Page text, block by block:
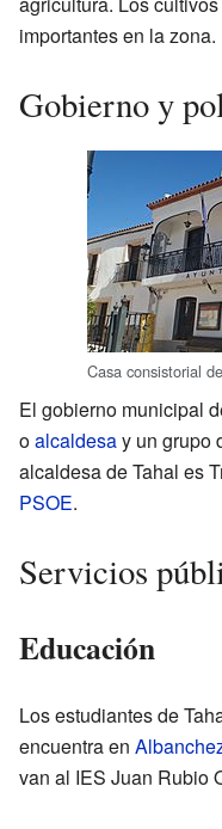
importantes en la zona.
Gobierno y
Casa consistorial
El gobierno municipal
oalcaldesay un grupo
alcaldesa de Tahal es
PSOE.
Servicios
Educación
Los estudiantes de
encuentra en
van al IES Juan Rubio